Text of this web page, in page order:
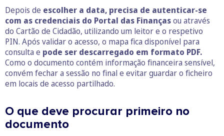
Depois de escolher a data, precisa de autenticar-se
com as credenciais do Portal das Finançasou através
do Cartão de Cidadão, utilizando um leitor e o respetivo
PIN. Após validar o acesso, o mapa fica disponível para
consulta e pode ser descarregado em formato PDF.
Como o documento contém informação financeira sensível,
convém fechar a sessão no final e evitar guardar o ficheiro
em locais de acesso partilhado.
O que deve procurar primeiro no
documento